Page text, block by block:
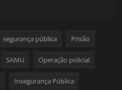
segurança pública Prisão
SAMU Operação policial
Insegurança Pública